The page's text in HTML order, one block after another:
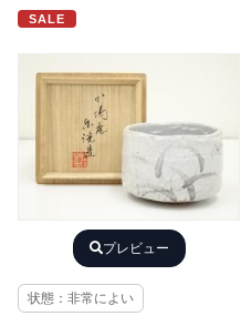
SALE
プレビュー
状態：非常によい